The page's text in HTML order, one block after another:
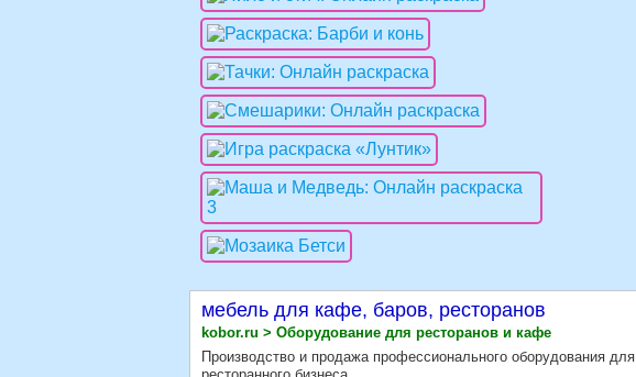
мебель для кафе, баров, ресторанов
kobor.ru > Оборудование для ресторанов и кафе
Производство и продажа профессионального оборудования для